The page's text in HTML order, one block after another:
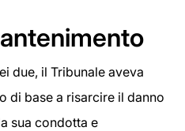
due, il Tribunale aveva
di base a risarcire il danno
sua condotta e